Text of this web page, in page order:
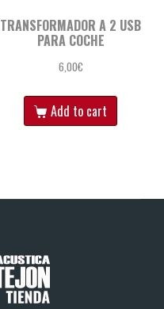
TRANSFORMADOR A 2 USB
PARA COCHE
6,00€
Add to cart